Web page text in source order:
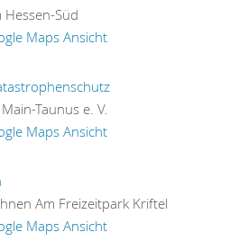
Süd
Maps Ansicht
Taunus e. V.
Maps Ansicht
Am Freizeitpark Kriftel
Maps Ansicht